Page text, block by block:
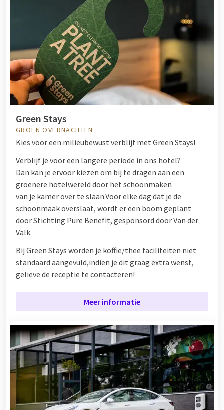
Green Stays
GROEN OVERNACHTEN
Kies voor een milieubewust verblijf met Green Stays!
Verblijf je voor een langere periode in ons hotel?
Dan kan je ervoor kiezen om bij te dragen aan een
groenere hotelwereld door het schoonmaken
van je kamer over te slaan.Voor elke dag dat je de
schoonmaak overslaat, wordt er een boom geplant
door Stichting Pure Benefit, gesponsord door Van der
Valk.
Bij Green Stays worden je koffie/thee faciliteiten niet
standaard aangevuld,indien je dit graag extra wenst,
gelieve de receptie te contacteren!
Meer informatie